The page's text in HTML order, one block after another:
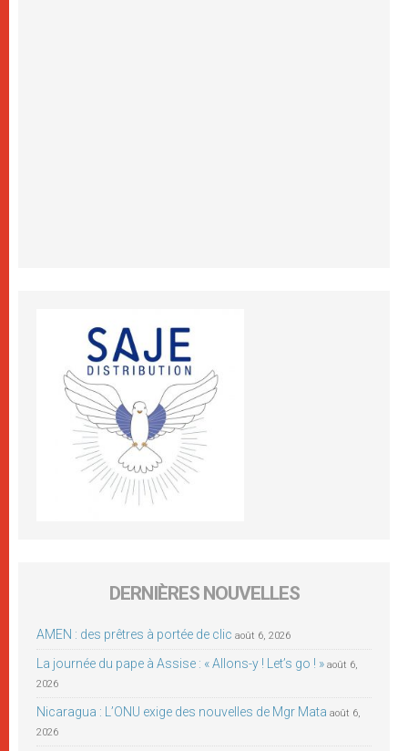
DERNIÈRES NOUVELLES
AMEN : des prêtres à portée de clic août 6, 2026
La journée du pape à Assise : « Allons-y ! Let’s go ! » août 6,
2026
Nicaragua : L’ONU exige des nouvelles de Mgr Mata août 6,
2026